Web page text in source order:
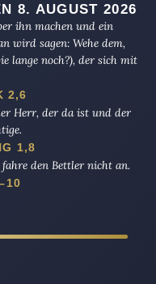
8. AUGUST 2026
ihn machen und ein
wird sagen: Wehe dem,
lange noch?), der sich mit
2,6
Herr, der da ist und der
1,8
den Bettler nicht an.